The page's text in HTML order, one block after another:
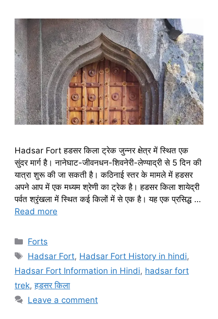
Hadsar Fort हडसर किला ट्रेक जुन्नर क्षेत्र में स्थित एक
सुंदर मार्ग है। नानेघाट-जीवनधन-शिवनेरी-लेण्याद्री से 5 दिन की
यात्रा शुरू की जा सकती है। कठिनाई स्तर के मामले में हडसर
अपने आप में एक मध्यम श्रेणी का ट्रेक है। हडसर किला शायेद्री
पर्वत श्रृंखला में स्थित कई किलों में से एक है। यह एक प्रसिद्ध …
Read more
Categories
Forts
Tags
Hadsar Fort, Hadsar Fort History in hindi,
Hadsar Fort Information in Hindi, hadsar fort
trek,हडसर किला
Leave a comment